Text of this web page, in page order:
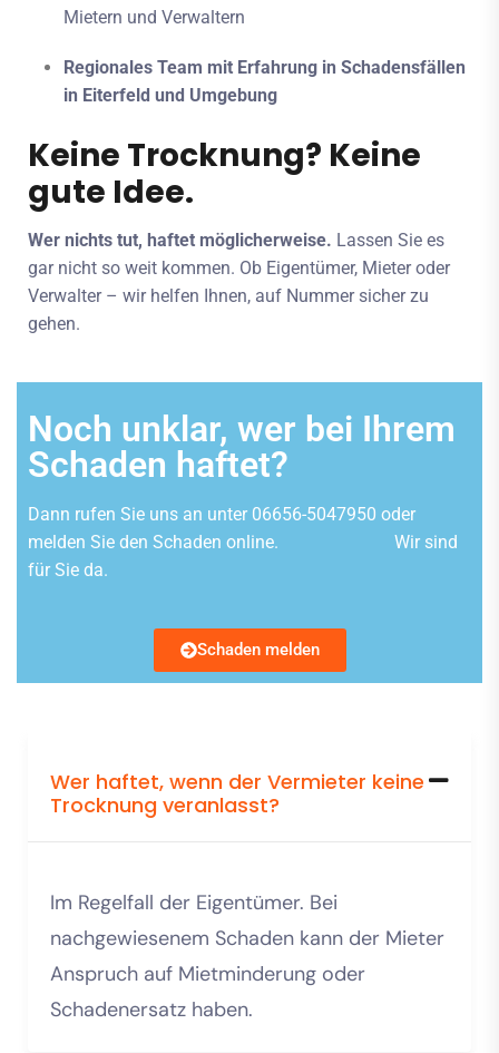
Mietern und Verwaltern
Regionales Team mit Erfahrung in Schadensfällen
in Eiterfeld und Umgebung
Keine Trocknung? Keine
gute Idee.
Wer nichts tut, haftet möglicherweise. Lassen Sie es
gar nicht so weit kommen. Ob Eigentümer, Mieter oder
Verwalter – wir helfen Ihnen, auf Nummer sicher zu
gehen.
Noch unklar, wer bei Ihrem
Schaden haftet?
Dann rufen Sie uns an unter 06656-5047950 oder
melden Sie den Schaden online. Wir sind
für Sie da.
Schaden melden
Wer haftet, wenn der Vermieter keine
Trocknung veranlasst?
Im Regelfall der Eigentümer. Bei
nachgewiesenem Schaden kann der Mieter
Anspruch auf Mietminderung oder
Schadenersatz haben.